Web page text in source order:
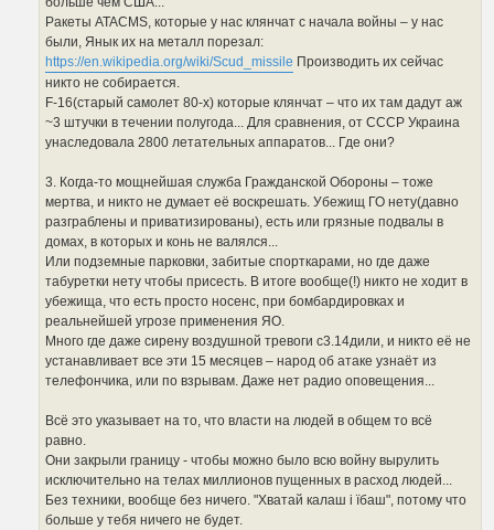
Ракеты ATACMS, которые у нас клянчат с начала войны – у нас
были, Янык их на металл порезал:
https://en.wikipedia.org/wiki/Scud_missile Производить их сейчас
никто не собирается.
F-16(старый самолет 80-х) которые клянчат – что их там дадут аж
~3 штучки в течении полугода... Для сравнения, от СССР Украина
унаследовала 2800 летательных аппаратов... Где они?
3. Когда-то мощнейшая служба Гражданской Обороны – тоже
мертва, и никто не думает её воскрешать. Убежищ ГО нету(давно
разграблены и приватизированы), есть или грязные подвалы в
домах, в которых и конь не валялся...
Или подземные парковки, забитые спорткарами, но где даже
табуретки нету чтобы присесть. В итоге вообще(!) никто не ходит в
убежища, что есть просто носенс, при бомбардировках и
реальнейшей угрозе применения ЯО.
Много где даже сирену воздушной тревоги с3.14дили, и никто её не
устанавливает все эти 15 месяцев – народ об атаке узнаёт из
телефончика, или по взрывам. Даже нет радио оповещения...
Всё это указывает на то, что власти на людей в общем то всё
равно.
Они закрыли границу - чтобы можно было всю войну вырулить
исключительно на телах миллионов пущенных в расход людей...
Без техники, вообще без ничего. "Хватай калаш i їбаш", потому что
больше у тебя ничего не будет.